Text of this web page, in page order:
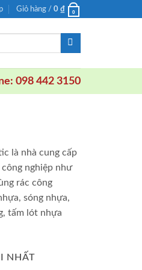
Giỏ hàng / 0 ₫ 0
098 442 3150
là nhà cung cấp
nghiệp như
rác công
sóng nhựa,
tấm lót nhựa
NHẤT